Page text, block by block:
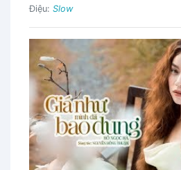
Điệu: Slow